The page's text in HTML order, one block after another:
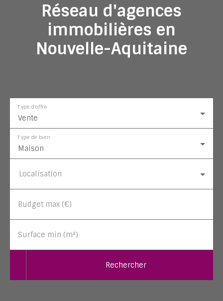
Réseau d'agences
immobilières en
Nouvelle-Aquitaine
Vente
Type d'offre
Maison
Type de bien
Localisation
Budget max (€)
Surface min (m²)
Rechercher